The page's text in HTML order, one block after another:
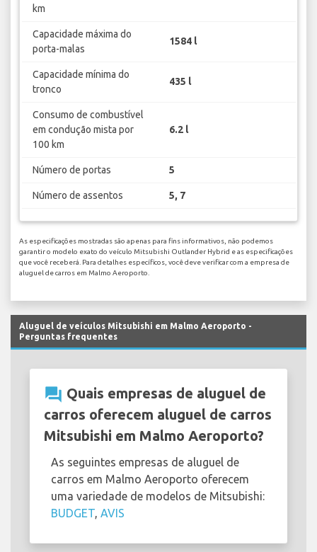
km
Capacidade máxima do
porta-malas
1584 l
Capacidade mínima do
tronco
435 l
Consumo de combustível
em condução mista por
100 km
6.2 l
Número de portas 5
Número de assentos 5, 7
As especificações mostradas são apenas para fins informativos, não podemos
garantir o modelo exato do veículo Mitsubishi Outlander Hybrid e as especificações
que você receberá. Para detalhes específicos, você deve verificar com a empresa de
aluguel de carros em Malmo Aeroporto.
Aluguel de veículos Mitsubishi em Malmo Aeroporto -
Perguntas frequentes
question_answer Quais empresas de aluguel de
carros oferecem aluguel de carros
Mitsubishi em Malmo Aeroporto?
As seguintes empresas de aluguel de
carros em Malmo Aeroporto oferecem
uma variedade de modelos de Mitsubishi:
BUDGET, AVIS